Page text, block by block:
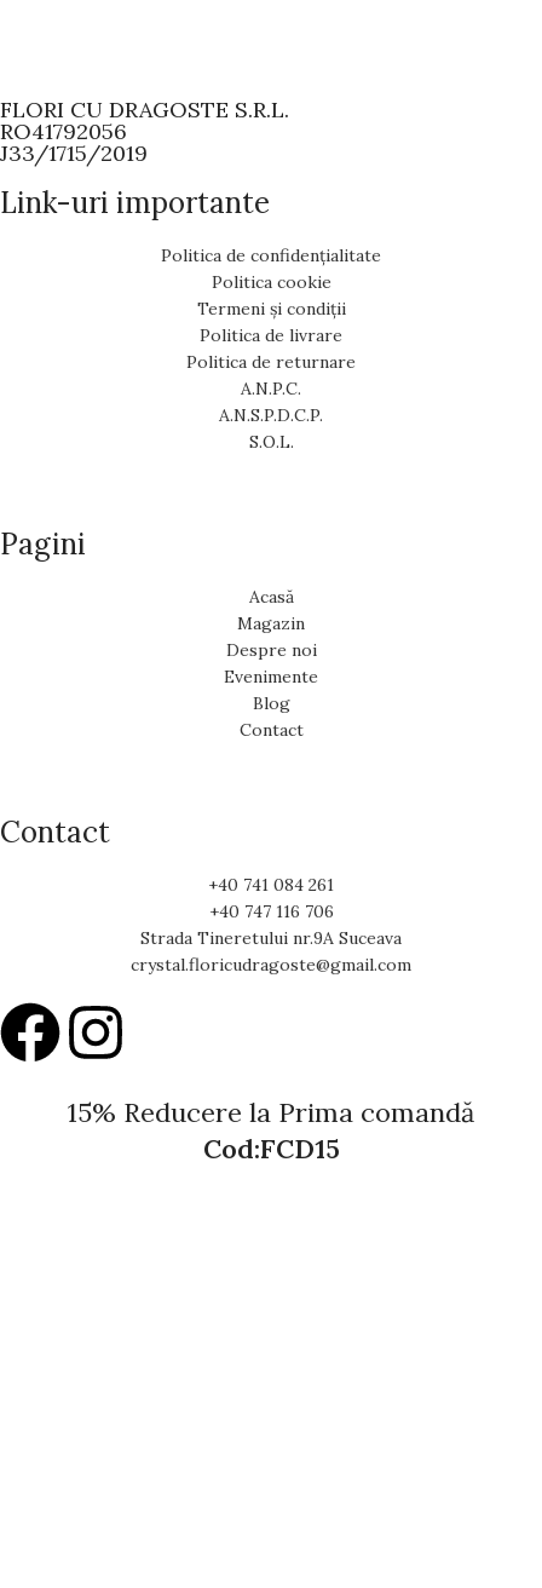
FLORI CU DRAGOSTE S.R.L.
RO41792056
J33/1715/2019
Link-uri importante
Politica de confidențialitate
Politica cookie
Termeni și condiții
Politica de livrare
Politica de returnare
A.N.P.C.
A.N.S.P.D.C.P.
S.O.L.
Pagini
Acasă
Magazin
Despre noi
Evenimente
Blog
Contact
Contact
+40 741 084 261
+40 747 116 706
Strada Tineretului nr.9A Suceava
crystal.floricudragoste@gmail.com
15% Reducere la Prima comandă
Cod:FCD15